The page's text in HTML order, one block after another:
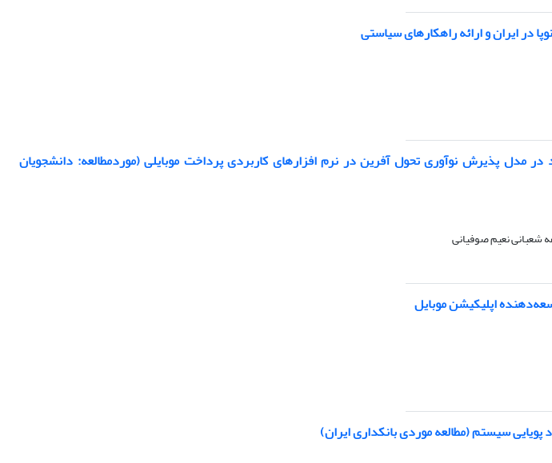
در ایران و ارائه راهکارهای سیاستی
مدل پذیرش نوآوری تحول آفرین در نرم افزارهای کاربردی پرداخت موبایلی (موردمطالعه: دانشجویان
شعبانی نعیم صوفیانی
اپلیکیشن موبایل
سیستم (مطالعه موردی بانکداری ایران)